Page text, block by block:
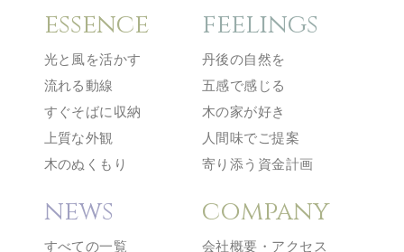
essence
光と風を活かす
流れる動線
すぐそばに収納
上質な外観
木のぬくもり
feelings
丹後の自然を
五感で感じる
木の家が好き
人間味でご提案
寄り添う資金計画
news
すべての一覧
company
会社概要・アクセス